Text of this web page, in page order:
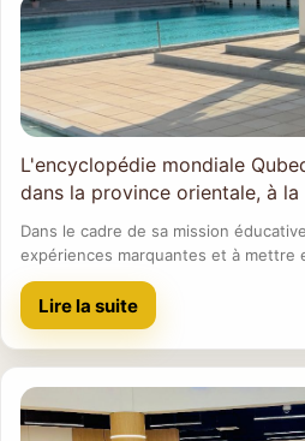
L'encyclopédie mondiale
dans la province orientale, à
de l'Association des auberges
saoudite.
Dans le cadre de sa mission
expériences marquantes et à mettre
Lire la suite